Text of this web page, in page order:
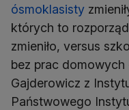
ósmoklasisty
których to
zmieniło, versus
bez prac domowych
Gajderowicz z
Państwowego